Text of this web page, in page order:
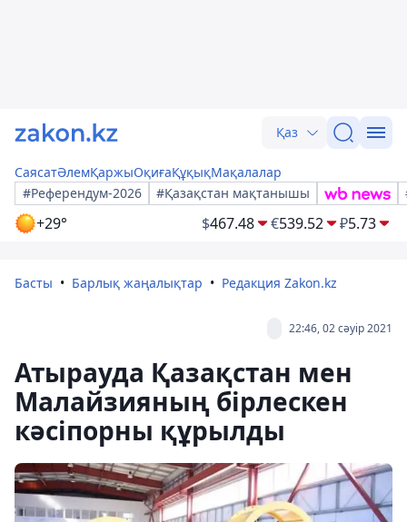
Қаз
СаясатӘлемҚаржыОқиғаҚұқықМақалалар
#Референдум-2026
#Қазақстан мақтанышы
+29° $467.48 €539.52 ₽5.73
Басты Барлық жаңалықтар Редакция Zakon.kz
22:46, 02 сәуір 2021
Атырауда Қазақстан мен
Малайзияның бірлескен
кәсіпорны құрылды